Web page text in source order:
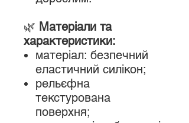
🌿 Матеріали та
характеристики:
матеріал: безпечний
еластичний силікон;
рельєфна
текстурована
поверхня;